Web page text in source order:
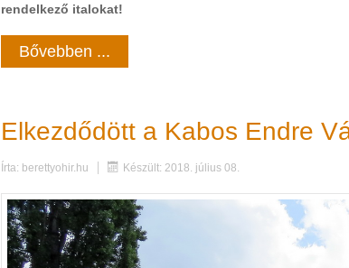
rendelkező italokat!
Bővebben ...
Elkezdődött a Kabos Endre
Írta: berettyohir.hu Készült: 2018. július 08.